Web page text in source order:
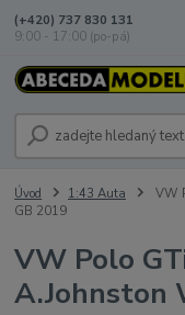
(+420) 737 830 131
9:00 - 17:00 (po-pá)
Úvod 1:43 Auta
VW
GB 2019
VW Polo
A.Johnston